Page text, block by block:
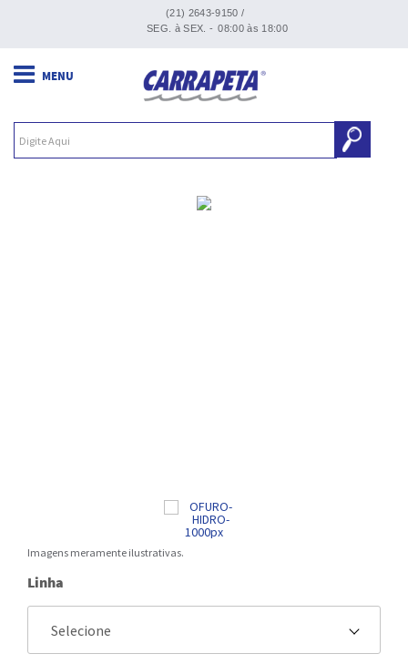
(21) 2643-9150 /
SEG. à SEX. - 08:00 às 18:00
Imagens meramente ilustrativas.
Linha